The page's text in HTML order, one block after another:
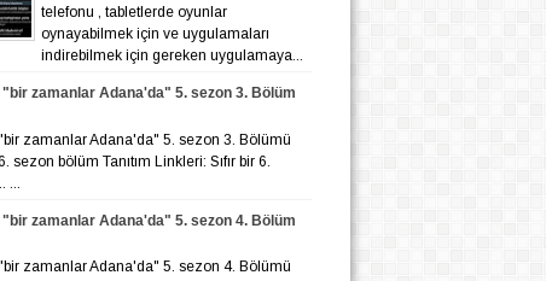
telefonu , tabletlerde oyunlar
oynayabilmek için ve uygulamaları
indirebilmek için gereken uygulamaya...
"bir zamanlar Adana'da" 5. sezon 3. Bölüm
"bir zamanlar Adana'da" 5. sezon 3. Bölümü
sezon bölüm Tanıtım Linkleri: Sıfır bir 6.
"bir zamanlar Adana'da" 5. sezon 4. Bölüm
"bir zamanlar Adana'da" 5. sezon 4. Bölümü